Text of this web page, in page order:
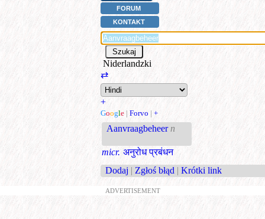
FORUM
KONTAKT
Niderlandzki
⇄
+
Google | Forvo | +
Aanvraagbeheer n
micr. अनुरोध प्रबंधन
Dodaj | Zgłoś błąd | Krótki link
ADVERTISEMENT